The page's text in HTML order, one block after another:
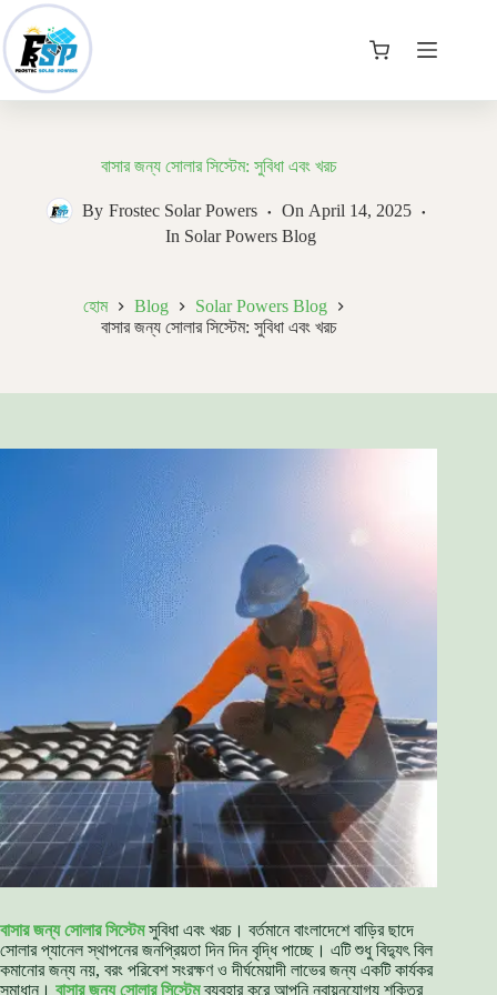
Skip
to
content
কার্ট
বাসার জন্য সোলার সিস্টেম: সুবিধা এবং খরচ
By Frostec Solar Powers On April 14, 2025
In Solar Powers Blog
হোম Blog
Solar Powers Blog
বাসার জন্য সোলার সিস্টেম: সুবিধা এবং খরচ
বাসার জন্য সোলার সিস্টেমসুবিধা এবং খরচ। বর্তমানে বাংলাদেশে বাড়ির ছাদে
সোলার প্যানেল স্থাপনের জনপ্রিয়তা দিন দিন বৃদ্ধি পাচ্ছে। এটি শুধু বিদ্যুৎ বিল
কমানোর জন্য নয়, বরং পরিবেশ সংরক্ষণ ও দীর্ঘমেয়াদী লাভের জন্য একটি কার্যকর
সমাধান। বাসার জন্য সোলার সিস্টেমব্যবহার করে আপনি নবায়নযোগ্য শক্তির